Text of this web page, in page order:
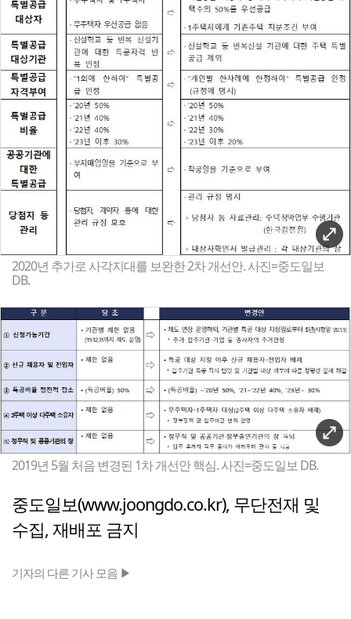
2020년 추가로 사각지대를 보완한 2차 개선안. 사진=중도일보
DB.
2019년 5월 처음 변경된 1차 개선안 핵심. 사진=중도일보 DB.
중도일보(www.joongdo.co.kr), 무단전재 및
수집, 재배포 금지
기자의 다른 기사 모음 ▶